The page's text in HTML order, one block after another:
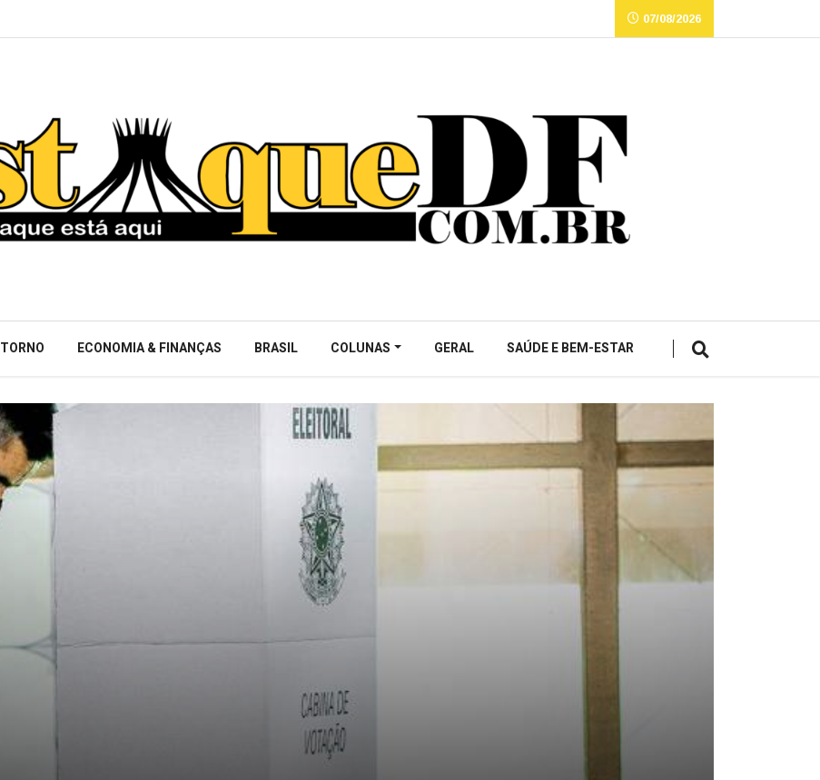
07/08/2026
ECONOMIA & FINANÇAS BRASIL COLUNAS GERAL SAÚDE E BEM-ESTAR